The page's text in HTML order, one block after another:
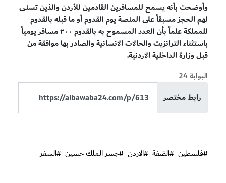
وأوضحت بأنه يسمح للمسافرين القادمين للأردن والذين تسنى
لهم الحجز مسبقاً على المنصة يوم القدوم أو ما قبله بالقدوم
للمملكة علماً بأن العدد المسموح به بالقدوم ٣٠٠ مسافر يومياً
باستثناء الترانزيت والحالات الانسانية والصادر بها موافقة من
قبل وزارة الداخلية الاردنية.
البوابة 24
رابط مختصر
#فلسطين #الضفة #الاردن #جسر الملك حسين #السفر